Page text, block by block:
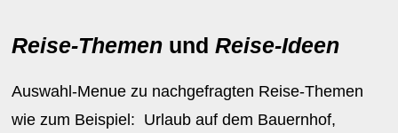
Reise-Themen undReise-Ideen
Auswahl-Menue zu nachgefragten Reise-Themen
wie zum Beispiel: Urlaub auf dem Bauernhof,